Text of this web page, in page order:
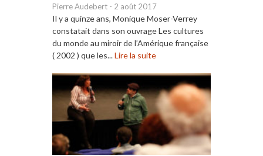
Pierre Audebert - 2 août 2017
Il y a quinze ans, Monique Moser-Verrey
constatait dans son ouvrage Les cultures
du monde au miroir de l’Amérique française
( 2002 ) que les...Lire la suite